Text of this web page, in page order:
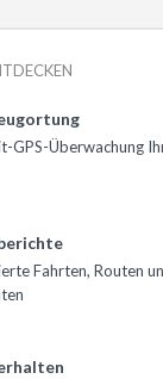
GPS-Überwachung
Fahrten, Routen